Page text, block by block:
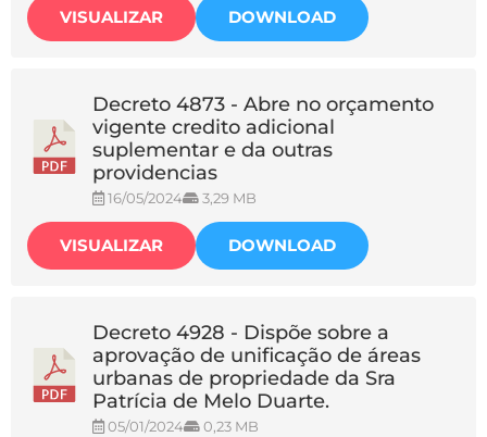
VISUALIZAR DOWNLOAD
Decreto 4873 - Abre no orçamento
vigente credito adicional
suplementar e da outras
providencias
16/05/2024 3,29 MB
VISUALIZAR DOWNLOAD
Decreto 4928 - Dispõe sobre a
aprovação de unificação de áreas
urbanas de propriedade da Sra
Patrícia de Melo Duarte.
05/01/2024 0,23 MB